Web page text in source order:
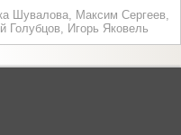
Шувалова, Максим Сергеев,
Игорь Яковель